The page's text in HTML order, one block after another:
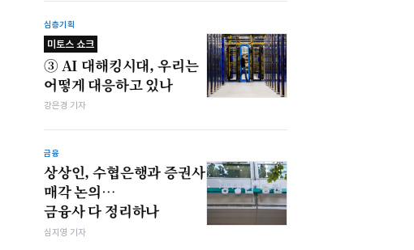
심층기획
미토스 쇼크
③ AI 대해킹시대, 우리는
어떻게 대응하고 있나
강은경 기자
금융
상상인, 수협은행과 증권사
매각 논의…
금융사 다 정리하나
심지영 기자